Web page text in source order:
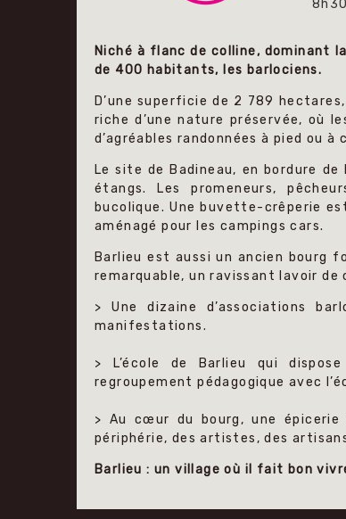
Niché à flanc de colline, dominant
de 400 habitants, les barlociens.
D’une superficie de 2 789
riche d’une nature préservée, où
d’agréables randonnées à pied ou à
Le site de Badineau, en bordure
étangs. Les promeneurs,
bucolique. Une buvette-crêperie
aménagé pour les campings cars.
Barlieu est aussi un ancien bourg
remarquable, un ravissant lavoir de
> Une dizaine d’associations
manifestations.
> L’école de Barlieu qui
regroupement pédagogique avec
> Au cœur du bourg, une
périphérie, des artistes, des
Barlieu : un village où il fait bon